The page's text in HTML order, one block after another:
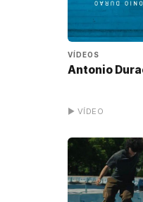
VÍDEOS
Antonio
▶ VÍDEO